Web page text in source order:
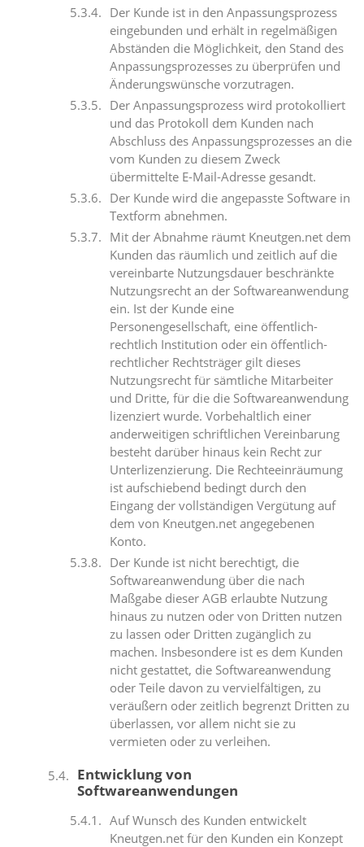
Der Kunde ist in den Anpassungsprozess
eingebunden und erhält in regelmäßigen
Abständen die Möglichkeit, den Stand des
Anpassungsprozesses zu überprüfen und
Änderungswünsche vorzutragen.
Der Anpassungsprozess wird protokolliert
und das Protokoll dem Kunden nach
Abschluss des Anpassungsprozesses an die
vom Kunden zu diesem Zweck
übermittelte E-Mail-Adresse gesandt.
Der Kunde wird die angepasste Software in
Textform abnehmen.
Mit der Abnahme räumt Kneutgen.net dem
Kunden das räumlich und zeitlich auf die
vereinbarte Nutzungsdauer beschränkte
Nutzungsrecht an der Softwareanwendung
ein. Ist der Kunde eine
Personengesellschaft, eine öffentlich-
rechtlich Institution oder ein öffentlich-
rechtlicher Rechtsträger gilt dieses
Nutzungsrecht für sämtliche Mitarbeiter
und Dritte, für die die Softwareanwendung
lizenziert wurde. Vorbehaltlich einer
anderweitigen schriftlichen Vereinbarung
besteht darüber hinaus kein Recht zur
Unterlizenzierung. Die Rechteeinräumung
ist aufschiebend bedingt durch den
Eingang der vollständigen Vergütung auf
dem von Kneutgen.net angegebenen
Konto.
Der Kunde ist nicht berechtigt, die
Softwareanwendung über die nach
Maßgabe dieser AGB erlaubte Nutzung
hinaus zu nutzen oder von Dritten nutzen
zu lassen oder Dritten zugänglich zu
machen. Insbesondere ist es dem Kunden
nicht gestattet, die Softwareanwendung
oder Teile davon zu vervielfältigen, zu
veräußern oder zeitlich begrenzt Dritten zu
überlassen, vor allem nicht sie zu
vermieten oder zu verleihen.
Entwicklung von
Softwareanwendungen
Auf Wunsch des Kunden entwickelt
Kneutgen.net für den Kunden ein Konzept